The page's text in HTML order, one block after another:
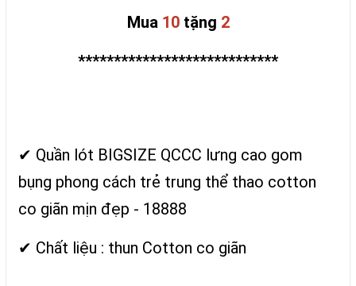
Mua 10tặng 2
****************************
✔ Quần lót BIGSIZE QCCC lưng cao gom
bụng phong cách trẻ trung thể thao cotton
co giãn mịn đẹp - 18888
✔ Chất liệu : thun Cotton co giãn